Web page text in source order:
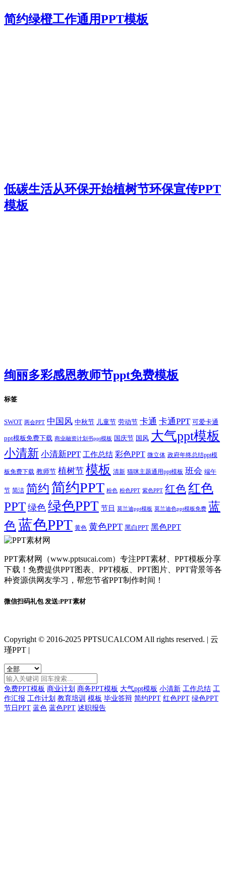
简约绿橙工作通用PPT模板
低碳生活从环保开始植树节环保宣传PPT
模板
绚丽多彩感恩教师节ppt免费模板
标签
SWOT 两会PPT 中国风 中秋节 儿童节 劳动节 卡通 卡通PPT 可爱卡通
ppt模板免费下载 商业融资计划书ppt模板 国庆节 国风 大气ppt模板
小清新 小清新PPT 工作总结 彩色PPT 微立体 政府年终总结ppt模
板免费下载 教师节 植树节 模板 清新 猫咪主题通用ppt模板 班会 端午
节 简洁 简约 简约PPT 粉色 粉色PPT 紫色PPT 红色红色
PPT 绿色 绿色PPT 节日 莫兰迪ppt模板 莫兰迪色ppt模板免费 蓝
色蓝色PPT 黄色 黄色PPT 黑白PPT 黑色PPT
PPT素材网（www.pptsucai.com）专注PPT素材、PPT模板分享
下载！免费提供PPT图表、PPT模板、PPT图片、PPT背景等各
种资源供网友学习，帮您节省PPT制作时间！
微信扫码礼包 发送:PPT素材
Copyright © 2016-2025 PPTSUCAI.COM All rights reserved. | 云
瑾PPT |
免费PPT模板 商业计划 商务PPT模板 大气ppt模板 小清新 工作总结 工
作汇报 工作计划 教育培训 模板 毕业答辩 简约PPT 红色PPT 绿色PPT
节日PPT 蓝色 蓝色PPT 述职报告